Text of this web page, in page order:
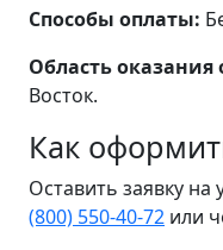
Способы оплаты:
Область оказания
Восток.
Как
Оставить заявку на
(800) 550-40-72 или